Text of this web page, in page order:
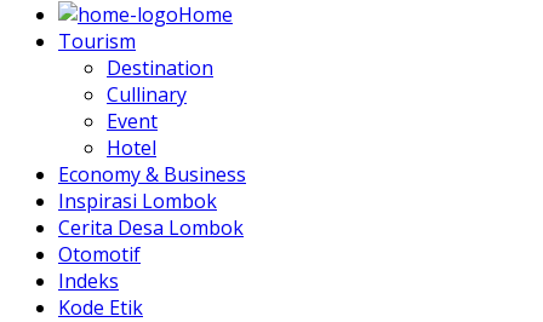
Home
Tourism
Destination
Cullinary
Event
Hotel
Economy & Business
Inspirasi Lombok
Cerita Desa Lombok
Otomotif
Indeks
Kode Etik